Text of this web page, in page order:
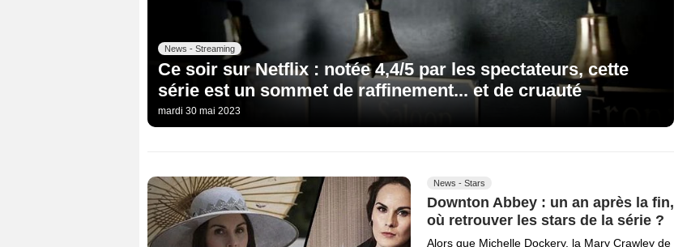
News - Streaming
Ce soir sur Netflix : notée 4,4/5 par les spectateurs, cette
série est un sommet de raffinement... et de cruauté
mardi 30 mai 2023
News - Stars
Downton Abbey : un an après la fin,
où retrouver les stars de la série ?
Alors que Michelle Dockery, la Mary Crawley de